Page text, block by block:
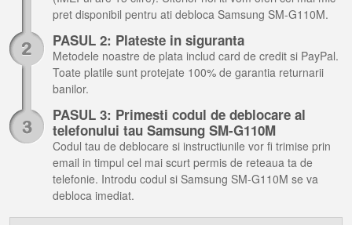
pret disponibil pentru ati debloca Samsung SM-G110M.
PASUL 2: Plateste in siguranta
Metodele noastre de plata includ card de credit si PayPal.
Toate platile sunt protejate 100% de garantia returnarii
banilor.
PASUL 3: Primesti codul de deblocare al
telefonului tau Samsung SM-G110M
Codul tau de deblocare si instructiunile vor fi trimise prin
email in timpul cel mai scurt permis de reteaua ta de
telefonie. Introdu codul si Samsung SM-G110M se va
debloca imediat.